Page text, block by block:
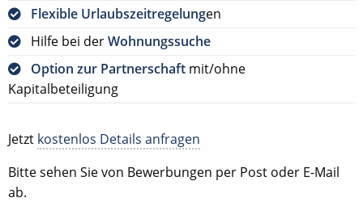
Flexible Urlaubszeitregelungen
Hilfe bei derWohnungssuche
Option zur Partnerschaft mit/ohne
Kapitalbeteiligung
Jetzt kostenlos Details anfragen
Bitte sehen Sie von Bewerbungen per Post oder E-Mail
ab.